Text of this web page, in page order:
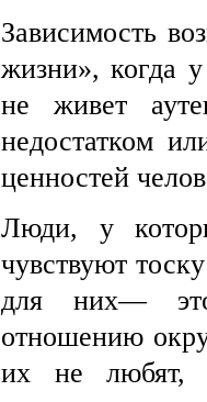
Зависимость
жизни», когда
не живет
недостатком
ценностей
Люди, у
чувствуют
для них— это
отношению
их не любят,